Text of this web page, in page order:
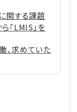
関する課題
「LMIS」を
、求めていた